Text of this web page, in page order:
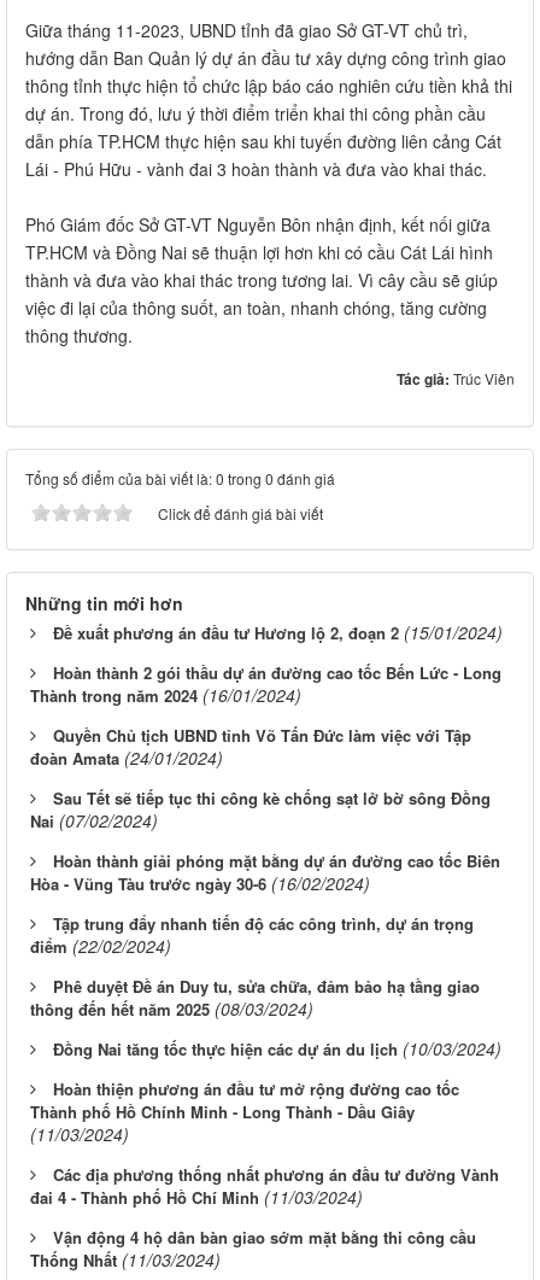
Giữa tháng 11-2023, UBND tỉnh đã giao Sở GT-VT chủ trì,
hướng dẫn Ban Quản lý dự án đầu tư xây dựng công trình giao
thông tỉnh thực hiện tổ chức lập báo cáo nghiên cứu tiền khả thi
dự án. Trong đó, lưu ý thời điểm triển khai thi công phần cầu
dẫn phía TP.HCM thực hiện sau khi tuyến đường liên cảng Cát
Lái - Phú Hữu - vành đai 3 hoàn thành và đưa vào khai thác.
Phó Giám đốc Sở GT-VT Nguyễn Bôn nhận định, kết nối giữa
TP.HCM và Đồng Nai sẽ thuận lợi hơn khi có cầu Cát Lái hình
thành và đưa vào khai thác trong tương lai. Vì cây cầu sẽ giúp
việc đi lại của thông suốt, an toàn, nhanh chóng, tăng cường
thông thương.
Tác giả: Trúc Viên
Tổng số điểm của bài viết là: 0 trong 0 đánh giá
Click để đánh giá bài viết
Những tin mới hơn
Đề xuất phương án đầu tư Hương lộ 2, đoạn 2 (15/01/2024)
Hoàn thành 2 gói thầu dự án đường cao tốc Bến Lức - Long
Thành trong năm 2024 (16/01/2024)
Quyền Chủ tịch UBND tỉnh Võ Tấn Đức làm việc với Tập
đoàn Amata (24/01/2024)
Sau Tết sẽ tiếp tục thi công kè chống sạt lở bờ sông Đồng
Nai (07/02/2024)
Hoàn thành giải phóng mặt bằng dự án đường cao tốc Biên
Hòa - Vũng Tàu trước ngày 30-6 (16/02/2024)
Tập trung đẩy nhanh tiến độ các công trình, dự án trọng
điểm (22/02/2024)
Phê duyệt Đề án Duy tu, sửa chữa, đảm bảo hạ tầng giao
thông đến hết năm 2025 (08/03/2024)
Đồng Nai tăng tốc thực hiện các dự án du lịch (10/03/2024)
Hoàn thiện phương án đầu tư mở rộng đường cao tốc
Thành phố Hồ Chính Minh - Long Thành - Dầu Giây
(11/03/2024)
Các địa phương thống nhất phương án đầu tư đường Vành
đai 4 - Thành phố Hồ Chí Minh (11/03/2024)
Vận động 4 hộ dân bàn giao sớm mặt bằng thi công cầu
Thống Nhất (11/03/2024)